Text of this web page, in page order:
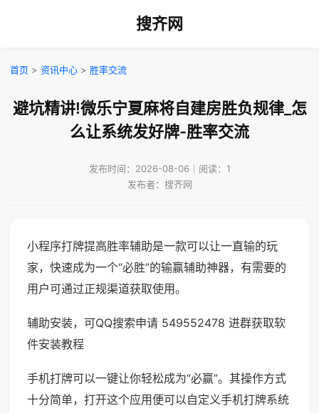
搜齐网
首页 > 资讯中心 > 胜率交流
避坑精讲!微乐宁夏麻将自建房胜负规律_怎
么让系统发好牌-胜率交流
发布时间：2026-08-06｜阅读：1
发布者：搜齐网
小程序打牌提高胜率辅助是一款可以让一直输的玩
家，快速成为一个“必胜”的输赢辅助神器，有需要的
用户可通过正规渠道获取使用。
辅助安装，可QQ搜索申请 549552478 进群获取软
件安装教程
手机打牌可以一键让你轻松成为“必赢”。其操作方式
十分简单，打开这个应用便可以自定义手机打牌系统